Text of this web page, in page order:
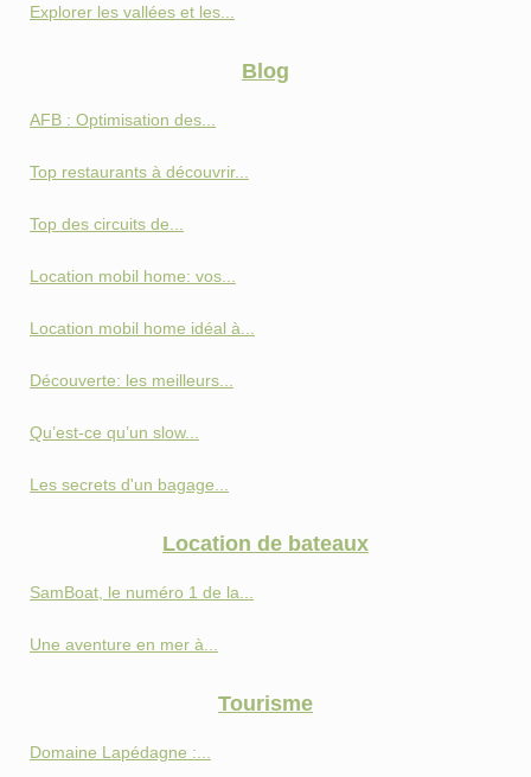
Explorer les vallées et les...
Blog
AFB : Optimisation des...
Top restaurants à découvrir...
Top des circuits de...
Location mobil home: vos...
Location mobil home idéal à...
Découverte: les meilleurs...
Qu’est-ce qu’un slow...
Les secrets d'un bagage...
Location de bateaux
SamBoat, le numéro 1 de la...
Une aventure en mer à...
Tourisme
Domaine Lapédagne :...